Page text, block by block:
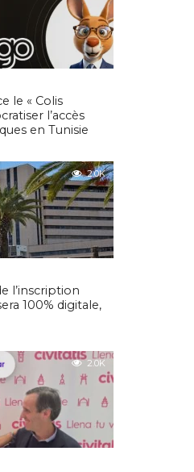
le « Colis
l’accès
en Tunisie
2.0K
l’inscription
100% digitale,
2.0K